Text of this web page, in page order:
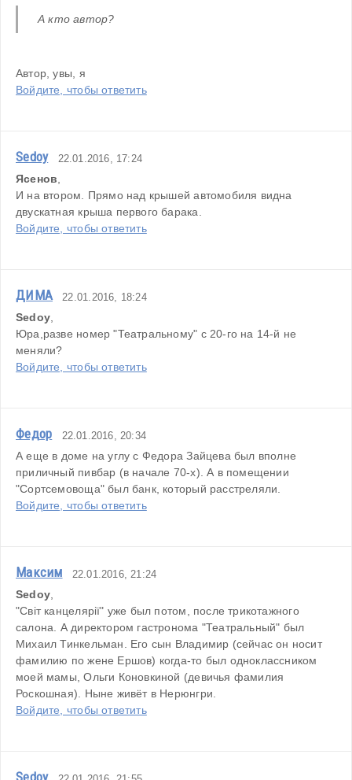
А кто автор?
Автор, увы, я
Войдите, чтобы ответить
Sedoy 22.01.2016, 17:24
Ясенов
И на втором. Прямо над крышей автомобиля видна
двускатная крыша первого барака.
Войдите, чтобы ответить
ДИМА 22.01.2016, 18:24
Sedoy
Юра,разве номер "Театральному" с 20-го на 14-й не
меняли?
Войдите, чтобы ответить
Федор 22.01.2016, 20:34
А еще в доме на углу с Федора Зайцева был вполне
приличный пивбар (в начале 70-х). А в помещении
"Сортсемовоща" был банк, который расстреляли.
Войдите, чтобы ответить
Максим 22.01.2016, 21:24
Sedoy
"Світ канцелярії" уже был потом, после трикотажного
салона. А директором гастронома "Театральный" был
Михаил Тинкельман. Его сын Владимир (сейчас он носит
фамилию по жене Ершов) когда-то был одноклассником
моей мамы, Ольги Коновкиной (девичья фамилия
Роскошная). Ныне живёт в Нерюнгри.
Войдите, чтобы ответить
Sedoy